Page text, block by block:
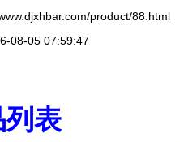
product/88.html
08-05 07:59:47
列表